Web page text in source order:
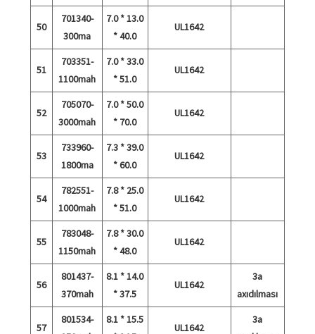
50
701340-
300ma
7.0 * 13.0
* 40.0
UL1642
51
703351-
1100mah
7.0 * 33.0
* 51.0
UL1642
52
705070-
3000mah
7.0 * 50.0
* 70.0
UL1642
53
733960-
1800ma
7.3 * 39.0
* 60.0
UL1642
54
782551-
1000mah
7.8 * 25.0
* 51.0
UL1642
55
783048-
1150mah
7.8 * 30.0
* 48.0
UL1642
56
801437-
370mah
8.1 * 14.0
* 37.5
UL1642
3a
axıdılması
57
801534-
8.1 * 15.5
UL1642
3a